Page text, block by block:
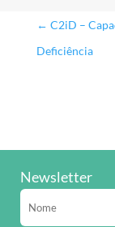
← C2iD –
Deficiência
Newsletter